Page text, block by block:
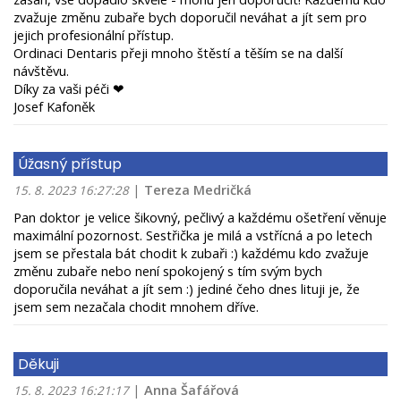
zvažuje změnu zubaře bych doporučil neváhat a jít sem pro
jejich profesionální přístup.
Ordinaci Dentaris přeji mnoho štěstí a těším se na další
návštěvu.
Díky za vaši péči ❤
Josef Kafoněk
Úžasný přístup
15. 8. 2023 16:27:28 | Tereza Medričká
Pan doktor je velice šikovný, pečlivý a každému ošetření věnuje
maximální pozornost. Sestřička je milá a vstřícná a po letech
jsem se přestala bát chodit k zubaři :) každému kdo zvažuje
změnu zubaře nebo není spokojený s tím svým bych
doporučila neváhat a jít sem :) jediné čeho dnes lituji je, že
jsem sem nezačala chodit mnohem dříve.
Děkuji
15. 8. 2023 16:21:17 | Anna Šafářová